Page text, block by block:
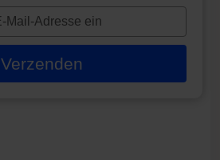
Verzenden